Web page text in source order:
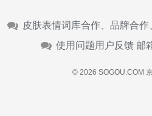
皮肤表情词库合作、品牌合
使用问题用户反馈 邮
© 2026 SOGOU.COM